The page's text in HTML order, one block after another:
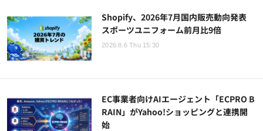
Shopify、2026年7月国内販売動向発表
スポーツユニフォーム前月比9倍
2026.8.6 Thu 15:30
EC事業者向けAIエージェント「ECPRO B
RAIN」がYahoo!ショッピングと連携開
始